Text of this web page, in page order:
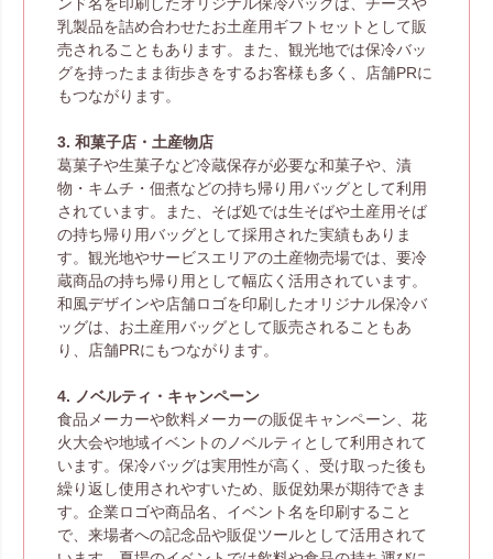
乳製品を詰め合わせたお土産用ギフトセットとして販
売されることもあります。また、観光地では保冷バッ
グを持ったまま街歩きをするお客様も多く、店舗PRに
もつながります。
3. 和菓子店・土産物店
葛菓子や生菓子など冷蔵保存が必要な和菓子や、漬
物・キムチ・佃煮などの持ち帰り用バッグとして利用
されています。また、そば処では生そばや土産用そば
の持ち帰り用バッグとして採用された実績もありま
す。観光地やサービスエリアの土産物売場では、要冷
蔵商品の持ち帰り用として幅広く活用されています。
和風デザインや店舗ロゴを印刷したオリジナル保冷バ
ッグは、お土産用バッグとして販売されることもあ
り、店舗PRにもつながります。
4. ノベルティ・キャンペーン
食品メーカーや飲料メーカーの販促キャンペーン、花
火大会や地域イベントのノベルティとして利用されて
います。保冷バッグは実用性が高く、受け取った後も
繰り返し使用されやすいため、販促効果が期待できま
す。企業ロゴや商品名、イベント名を印刷すること
で、来場者への記念品や販促ツールとして活用されて